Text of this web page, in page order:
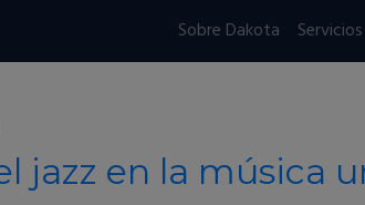
Sobre Dakota Servicios
jazz en la música